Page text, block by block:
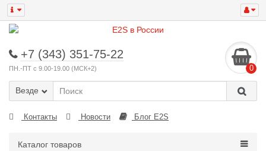
+7 (343) 351-75-22
ПН.-ПТ с 9.00-19.00 (МСК+2) 0
Везде
Контакты Новости Блог E2S
Каталог товаров